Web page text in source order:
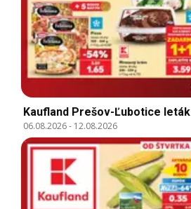
Kaufland Prešov-Ľubotice leták
06.08.2026- 12.08.2026